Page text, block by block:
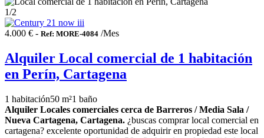
1/2
4.000 € - Ref: MORE-4084 /Mes
Alquiler Local comercial de 1 habitación
en Perín, Cartagena
1 habitación50 m²1 baño
Alquiler Locales comerciales cerca de Barreros / Media Sala /
Nueva Cartagena, Cartagena. ¿buscas comprar local comercial en
cartagena? excelente oportunidad de adquirir en propiedad este local